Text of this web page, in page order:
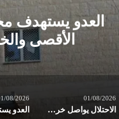
العدو يستهدف
الأقصى
01/08/2026
الاحتلال يواصل خرق الهدنة في غزة.. شهداء وعشرات الإصابات بغارات العدو
08/2026